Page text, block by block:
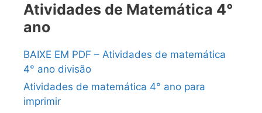
Atividades de Matemática 4°
ano
BAIXE EM PDF – Atividades de matemática
4° ano divisão
Atividades de matemática 4° ano para
imprimir